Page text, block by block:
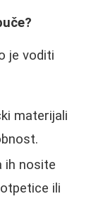
je voditi
materijali
ih nosite
ili